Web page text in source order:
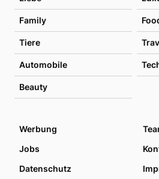
Family
Tiere
Automobile
Beauty
Werbung
Jobs
Datenschutz